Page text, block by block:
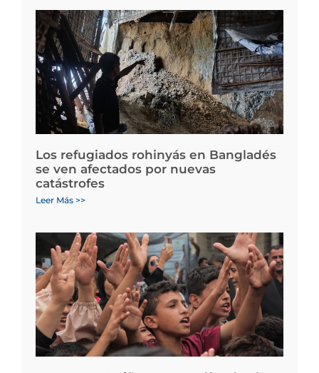
Los refugiados rohinyás en Bangladés
se ven afectados por nuevas
catástrofes
Leer Más >>